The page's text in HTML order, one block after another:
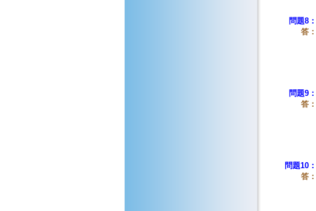
問題8：
答：
問題9：
答：
問題10：
答：